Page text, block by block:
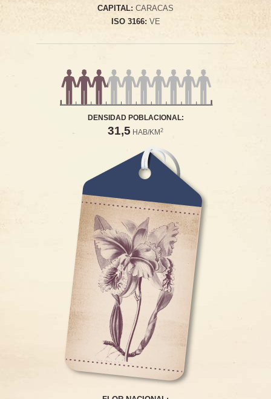
CAPITAL: CARACAS
ISO 3166: VE
DENSIDAD POBLACIONAL:
31,5 HAB/KM 2